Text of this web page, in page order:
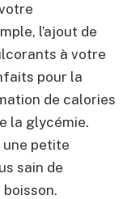
l’ajout de
à votre
pour la
de calories
la glycémie.
une petite
sain de